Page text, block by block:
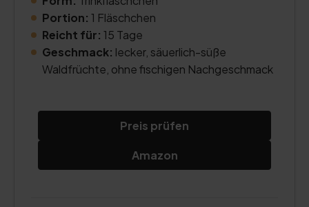
Portion: 1 Fläschchen
Reicht für: 15 Tage
Geschmack: lecker, säuerlich-süße
Waldfrüchte, ohne fischigen Nachgeschmack
Preis prüfen
Amazon